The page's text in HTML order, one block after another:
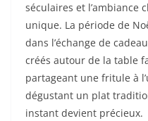
séculaires et l’ambiance
unique. La période de
dans l’échange de
créés autour de la table
partageant une fritule à
dégustant un plat
instant devient précieux.